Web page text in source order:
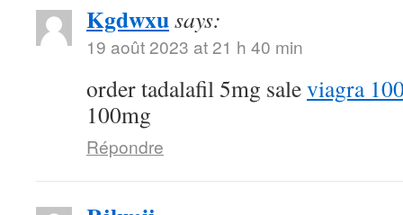
Kgdwxusays:
19 août 2023 at 21 h 40 min
order tadalafil 5mg saleviagra
100mg
Répondre